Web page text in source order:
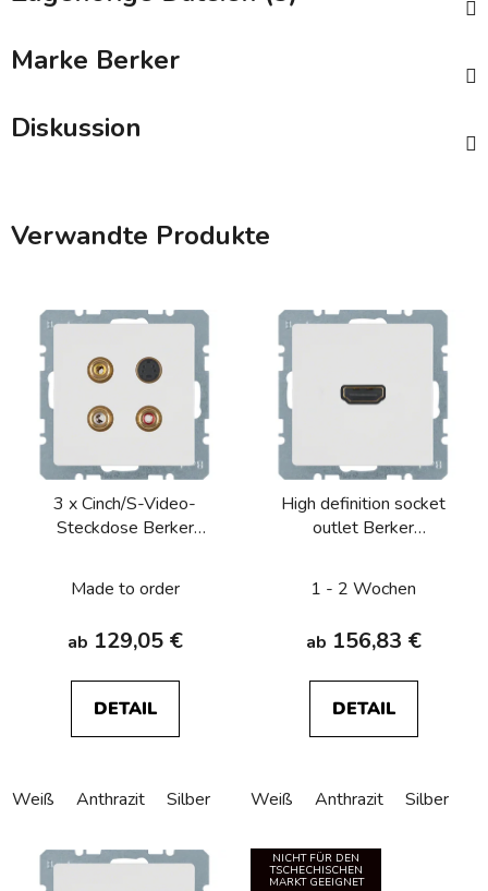
Marke Berker
Diskussion
Verwandte Produkte
3 x Cinch/S-Video-
Steckdose Berker
Made to order
ab 129,05 €
DETAIL
Weiß Anthrazit Silber
High definition socket
outlet Berker
1 - 2 Wochen
ab 156,83 €
DETAIL
Weiß Anthrazit Silber
NICHT FÜR DEN
TSCHECHISCHEN
MARKT GEEIGNET